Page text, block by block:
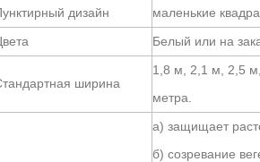
дизайн
маленькие
Белый или на
ширина
1,8 м, 2,1 м, 2,5
метра.
а) защищает
б) созревание